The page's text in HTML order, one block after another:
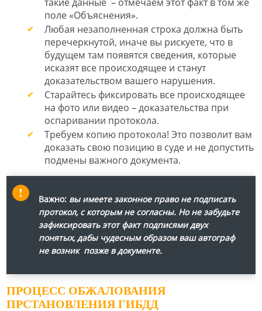
поле «Объяснения».
Любая незаполненная строка должна быть
перечеркнутой, иначе вы рискуете, что в
будущем там появятся сведения, которые
исказят все происходящее и станут
доказательством вашего нарушения.
Старайтесь фиксировать все происходящее
на фото или видео – доказательства при
оспаривании протокола.
Требуем копию протокола! Это позволит вам
доказать свою позицию в суде и не допустить
подмены важного документа.
Важно: вы имеете законное право не подписать
протокол, с которым не согласны. Но не забудьте
зафиксировать этот факт подписями двух
понятых, дабы чудесным образом ваш автограф
не возник позже в документе.
ПРОЦЕСС ОБЖАЛОВАНИЯ
ПРСТАНОВЛЕНИЯ ГИБДД